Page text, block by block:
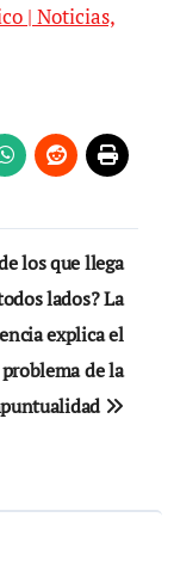
| Noticias,
los que llega
lados? La
explica el
problema de la